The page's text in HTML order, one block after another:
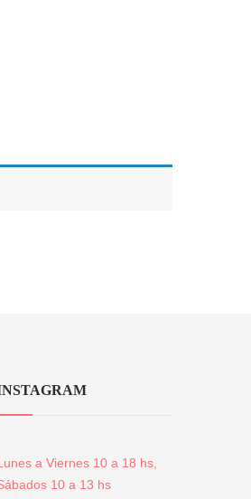
a Viernes 10 a 18 hs,
10 a 13 hs